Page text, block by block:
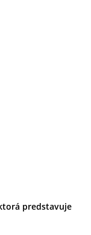
predstavuje